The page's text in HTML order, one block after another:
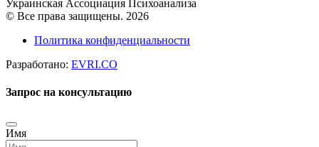
Украинская Ассоциация Психоанализа
© Все права защищены. 2026
Политика конфиденциальности
Разработано: EVRI.CO
Запрос на консультацию
Имя